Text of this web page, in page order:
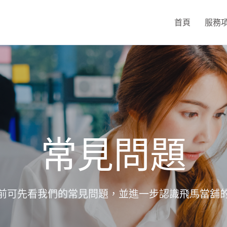
首頁 服務
常見問題
可先看我們的常見問題，並進一步認識飛馬當舖